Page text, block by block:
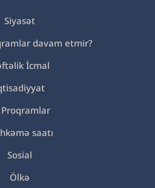
Siyasət
davam etmir?
İcmal
Proqramlar
saatı
Sosial
Ölkə